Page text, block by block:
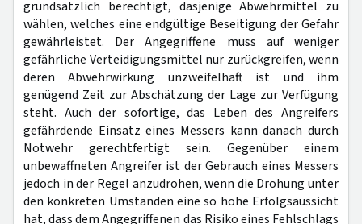
grundsätzlich berechtigt, dasjenige Abwehrmittel zu
wählen, welches eine endgültige Beseitigung der Gefahr
gewährleistet. Der Angegriffene muss auf weniger
gefährliche Verteidigungsmittel nur zurückgreifen, wenn
deren Abwehrwirkung unzweifelhaft ist und ihm
genügend Zeit zur Abschätzung der Lage zur Verfügung
steht. Auch der sofortige, das Leben des Angreifers
gefährdende Einsatz eines Messers kann danach durch
Notwehr gerechtfertigt sein. Gegenüber einem
unbewaffneten Angreifer ist der Gebrauch eines Messers
jedoch in der Regel anzudrohen, wenn die Drohung unter
den konkreten Umständen eine so hohe Erfolgsaussicht
hat, dass dem Angegriffenen das Risiko eines Fehlschlags